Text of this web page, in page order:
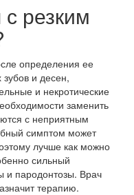
резким
определения ее
и десен,
и некротические
заменить
с неприятным
симптом может
лучше как можно
сильный
и пародонтозы. Врач
терапию.